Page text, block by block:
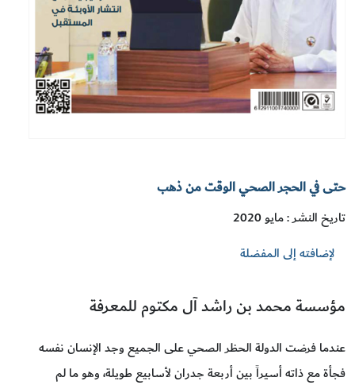
حتى في الحجر الصحي الوقت من ذهب
تاريخ النشر : مايو 2020
لإضافته إلى المفضلة
مؤسسة محمد بن راشد آل مكتوم للمعرفة
عندما فرضت الدولة الحظر الصحي على الجميع وجد الإنسان نفسه
فجأة مع ذاته أسيراً بين أربعة جدران لأسابيع طويلة، وهو ما لم